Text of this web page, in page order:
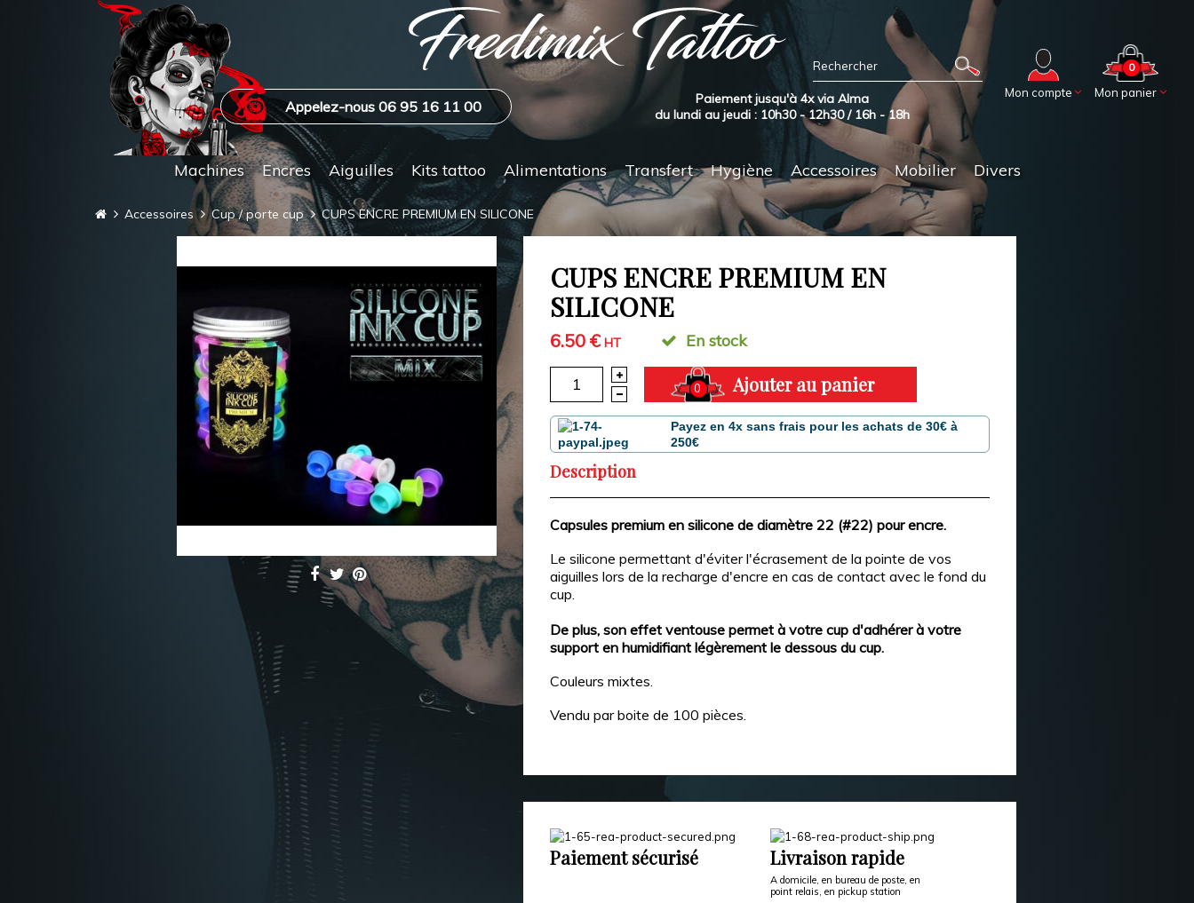
Mon panier
0
Mon compte
Appelez-nous 06 95 16 11 00
Paiement jusqu'à 4x via Alma
du lundi au jeudi : 10h30 - 12h30 / 16h - 18h
Machines Encres Aiguilles Kits tattoo Alimentations Transfert Hygiène Accessoires Mobilier Divers
Accessoires Cup / porte cup CUPS ENCRE PREMIUM EN SILICONE
CUPS ENCRE PREMIUM EN
SILICONE
6.50 €HT En stock
0 Ajouter au panier
Payez en 4x sans frais pour les achats de 30€ à
250€
Description
Capsules premium en silicone de diamètre 22 (#22) pour encre.
Le silicone permettant d'éviter l'écrasement de la pointe de vos
aiguilles lors de la recharge d'encre en cas de contact avec le fond du
cup.
De plus, son effet ventouse permet à votre cup d'adhérer à votre
support en humidifiant légèrement le dessous du cup.
Couleurs mixtes.
Vendu par boite de 100 pièces.
Paiement sécurisé Livraison rapide
A domicile, en bureau de poste, en
point relais, en pickup station